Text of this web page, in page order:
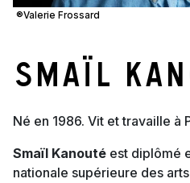
®Valerie Frossard
Smaïl
Né en 1986. Vit et travaille à
Smaïl Kanouté est diplômé
nationale supérieure des